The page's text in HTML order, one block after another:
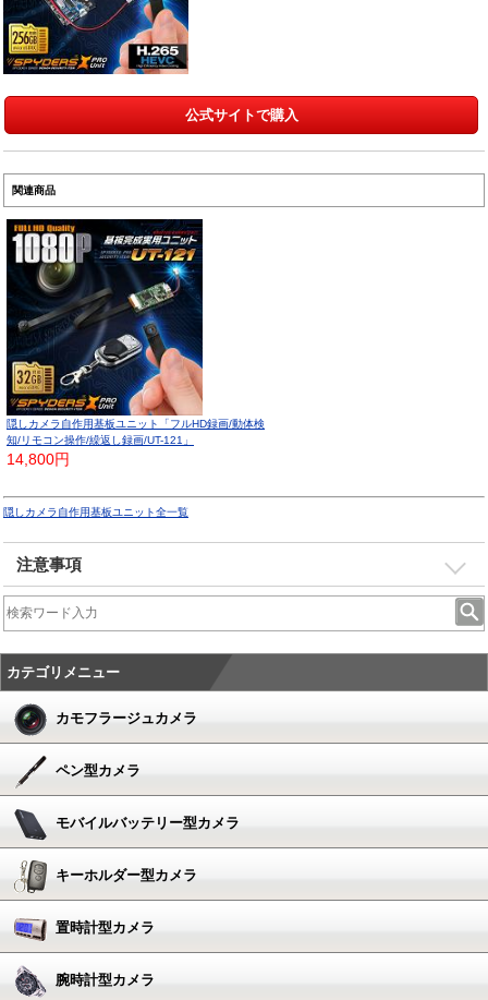
公式サイトで購入
関連商品
隠しカメラ自作用基板ユニット「フルHD録画/動体検
知/リモコン操作/繰返し録画/UT-121」
14,800円
隠しカメラ自作用基板ユニット全一覧
注意事項
カテゴリメニュー
カモフラージュカメラ
ペン型カメラ
モバイルバッテリー型カメラ
キーホルダー型カメラ
置時計型カメラ
腕時計型カメラ